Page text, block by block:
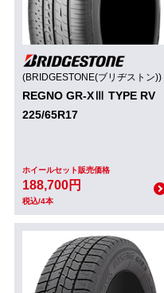
(BRIDGESTONE(ブリヂストン))
REGNO GR-XⅢ TYPE RV
225/65R17
ホイールセット販売価格
188,700円
税込/4本